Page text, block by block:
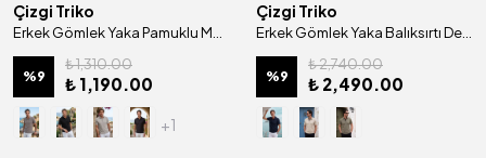
Çizgi Triko
Erkek Gömlek Yaka Pamuklu Merserize Kendinden Desenli Jakarlı Klasik Kalıp Tişört - 5108
%9
₺ 1,310.00
₺ 1,190.00
+1
Çizgi Triko
Erkek Gömlek Yaka Balıksırtı Desenli Mısır Pamuğu Merserize Kagi Tişört Klasik Kalıp - 5321
%9
₺ 2,740.00
₺ 2,490.00